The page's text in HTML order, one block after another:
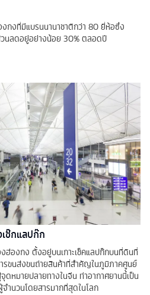
งกงที่มีแบรนนานาชาติกว่า 80 ยี่ห้อซึ่ง
นลดอยู่อย่างน้อย 30% ตลอดปี
ช๊กแลปก๊ก
ฮ่องกง ตั้งอยู่บนเกาะเช็คแลปก๊กบนที่ดินที่
รขนส่งขนถ่ายสินค้าที่สำคัญในภูมิภาคศูนย์
ดหมายปลายทางในจีน ท่าอากาศยานนี้เป็น
ำนวนโดยสารมากที่สุดในโลก